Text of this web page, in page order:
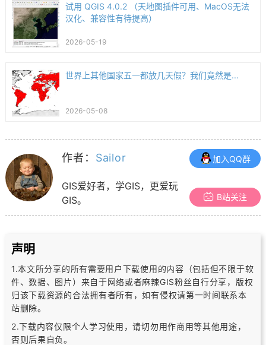
试用 QGIS 4.0.2 （天地图插件可用、MacOS无法
汉化、兼容性有待提高）
2026-05-19
世界上其他国家五一都放几天假？我们竟然是...
2026-05-08
作者： Sailor
GIS爱好者，学GIS，更爱玩
GIS。
加入QQ群
B站关注
声明
1.本文所分享的所有需要用户下载使用的内容（包括但不限于软
件、数据、图片） 来自于网络或者麻辣GIS粉丝自行分享，版权
归该下载资源的合法拥有者所有，如有侵权请第一时间联系本
站删除。
2.下载内容仅限个人学习使用，请切勿用作商用等其他用途，
否则后果自负。